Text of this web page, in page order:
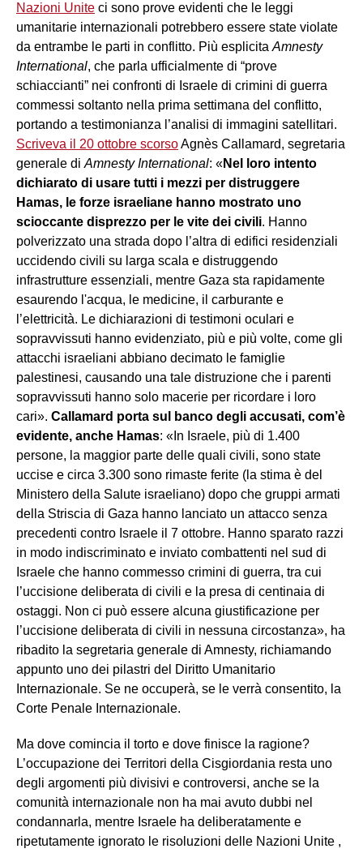
Nazioni Unite ci sono prove evidenti che le leggi
umanitarie internazionali potrebbero essere state violate
da entrambe le parti in conflitto. Più esplicitaAmnesty
International, che parla ufficialmente di “prove
schiaccianti” nei confronti di Israele di crimini di guerra
commessi soltanto nella prima settimana del conflitto,
portando a testimonianza l’analisi di immagini satellitari.
Scriveva il 20 ottobre scorsoAgnès Callamard, segretaria
generale diAmnesty International: «Nel loro intento
dichiarato di usare tutti i mezzi per distruggere
Hamas, le forze israeliane hanno mostrato uno
scioccante disprezzo per le vite dei civili. Hanno
polverizzato una strada dopo l’altra di edifici residenziali
uccidendo civili su larga scala e distruggendo
infrastrutture essenziali, mentre Gaza sta rapidamente
esaurendo l'acqua, le medicine, il carburante e
l’elettricità. Le dichiarazioni di testimoni oculari e
sopravvissuti hanno evidenziato, più e più volte, come gli
attacchi israeliani abbiano decimato le famiglie
palestinesi, causando una tale distruzione che i parenti
sopravvissuti hanno solo macerie per ricordare i loro
cari». Callamard porta sul banco degli accusati, com’è
evidente, anche Hamas: «In Israele, più di 1.400
persone, la maggior parte delle quali civili, sono state
uccise e circa 3.300 sono rimaste ferite (la stima è del
Ministero della Salute israeliano) dopo che gruppi armati
della Striscia di Gaza hanno lanciato un attacco senza
precedenti contro Israele il 7 ottobre. Hanno sparato razzi
in modo indiscriminato e inviato combattenti nel sud di
Israele che hanno commesso crimini di guerra, tra cui
l’uccisione deliberata di civili e la presa di centinaia di
ostaggi. Non ci può essere alcuna giustificazione per
l’uccisione deliberata di civili in nessuna circostanza», ha
ribadito la segretaria generale di Amnesty, richiamando
appunto uno dei pilastri del Diritto Umanitario
Internazionale. Se ne occuperà, se le verrà consentito, la
Corte Penale Internazionale.
Ma dove comincia il torto e dove finisce la ragione?
L’occupazione dei Territori della Cisgiordania resta uno
degli argomenti più divisivi e controversi, anche se la
comunità internazionale non ha mai avuto dubbi nel
condannarla, mentre Israele ha deliberatamente e
ripetutamente ignorato le risoluzioni delle Nazioni Unite ,